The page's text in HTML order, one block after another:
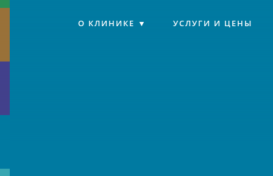
О КЛИНИКЕ УСЛУГИ И ЦЕНЫ